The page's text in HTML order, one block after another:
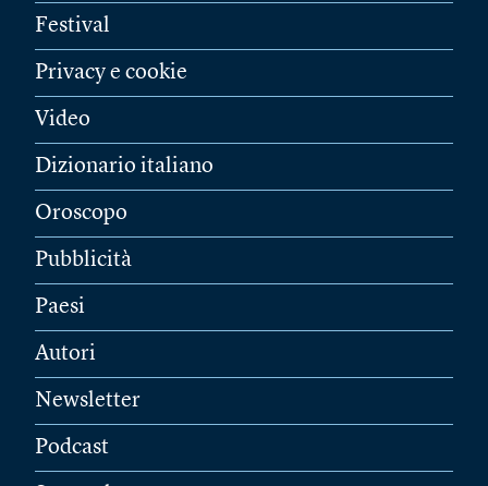
Festival
Privacy e cookie
Video
Dizionario italiano
Oroscopo
Pubblicità
Paesi
Autori
Newsletter
Podcast